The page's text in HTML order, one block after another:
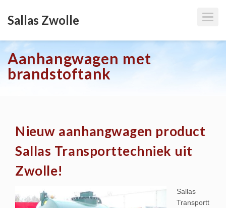
T
O
L
Sallas Zwolle
Aanhangwagen met
brandstoftank
Nieuw aanhangwagen product
Sallas Transporttechniek uit
Zwolle!
Sallas
Transportt